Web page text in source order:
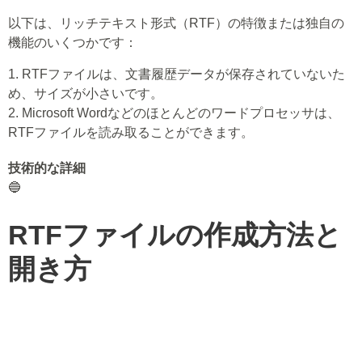
以下は、リッチテキスト形式（RTF）の特徴または独自の
機能のいくつかです：
1. RTFファイルは、文書履歴データが保存されていないた
め、サイズが小さいです。
2. Microsoft Wordなどのほとんどのワードプロセッサは、
RTFファイルを読み取ることができます。
技術的な詳細
🔵
RTFファイルの作成方法と
開き方